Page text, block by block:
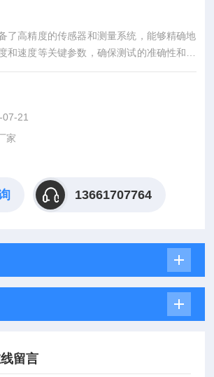
了高精度的传感器和测量系统，能够精确地
和速度等关键参数，确保测试的准确性和可
21
家
13661707764
留言